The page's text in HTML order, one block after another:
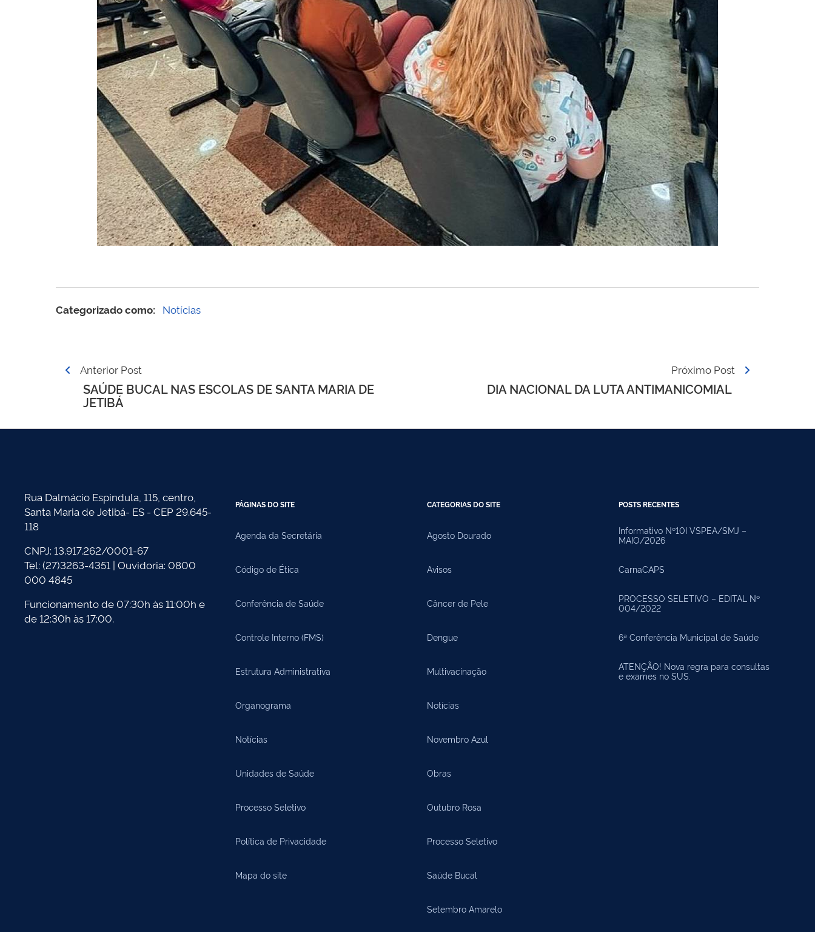
Categorizado como: Notícias
Navegação
Anterior Post
SAÚDE BUCAL NAS ESCOLAS DE SANTA MARIA DE
JETIBÁ
Próximo Post
DIA NACIONAL DA LUTA ANTIMANICOMIAL
Rua Dalmácio Espindula, 115, centro,
Santa Maria de Jetibá- ES - CEP 29.645-
118
CNPJ: 13.917.262/0001-67
Tel: (27)3263-4351 | Ouvidoria: 0800
000 4845
Funcionamento de 07:30h às 11:00h e
de 12:30h às 17:00.
PÁGINAS DO SITE
Agenda da Secretária
Código de Ética
Conferência de Saúde
Controle Interno (FMS)
Estrutura Administrativa
Organograma
Notícias
Unidades de Saúde
Processo Seletivo
Política de Privacidade
Mapa do site
CATEGORIAS DO SITE
Agosto Dourado
Avisos
Câncer de Pele
Dengue
Multivacinação
Notícias
Novembro Azul
Obras
Outubro Rosa
Processo Seletivo
Saúde Bucal
Setembro Amarelo
POSTS RECENTES
Informativo Nº10I VSPEA/SMJ –
MAIO/2026
CarnaCAPS
PROCESSO SELETIVO – EDITAL Nº
004/2022
6ª Conferência Municipal de Saúde
ATENÇÃO! Nova regra para consultas
e exames no SUS.